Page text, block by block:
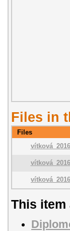
Files in
Files
This item